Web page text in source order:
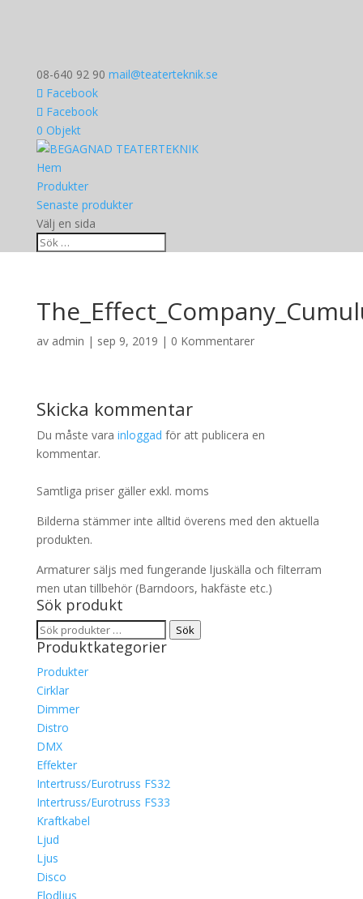
08-640 92 90 mail@teaterteknik.se
Facebook
Facebook
0 Objekt
Hem
Produkter
Senaste produkter
Välj en sida
av admin | sep 9, 2019 | 0 Kommentarer
Skicka kommentar
Du måste vara inloggad för att publicera en
kommentar.
Samtliga priser gäller exkl. moms
Bilderna stämmer inte alltid överens med den aktuella
produkten.
Armaturer säljs med fungerande ljuskälla och filterram
men utan tillbehör (Barndoors, hakfäste etc.)
Sök produkt
Sök
efter:
Sök
Produktkategorier
Produkter
Cirklar
Dimmer
Distro
DMX
Effekter
Intertruss/Eurotruss FS32
Intertruss/Eurotruss FS33
Kraftkabel
Ljud
Ljus
Disco
Flodljus